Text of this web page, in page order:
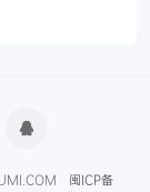
闽ICP备